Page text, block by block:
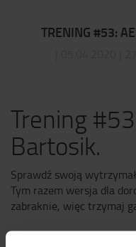
TRENING #53:
Trening
Bartosik.
Sprawdź swoją
Tym razem wersja dla
zabraknie, więc trzymaj